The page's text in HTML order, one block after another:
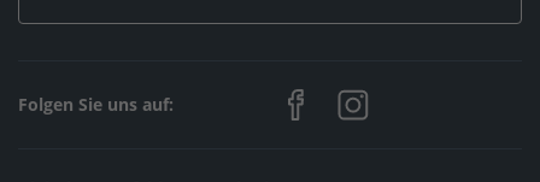
Folgen Sie uns auf: